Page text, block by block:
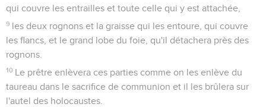
qui couvre les entrailles et toute celle qui y est attachée,
9
les deux rognons et la graisse qui les entoure, qui couvre
les flancs, et le grand lobe du foie, qu'il détachera près des
rognons.
10
Le prêtre enlèvera ces parties comme on les enlève du
taureau dans le sacrifice de communion et il les brûlera sur
l'autel des holocaustes.